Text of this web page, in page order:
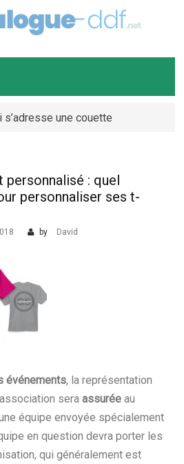
DDF.NET
s’adresse une couette
: quel
personnaliser ses t-
by David
événements, la représentation
sera assurée au
équipe envoyée spécialement
en question devra porter les
qui généralement est